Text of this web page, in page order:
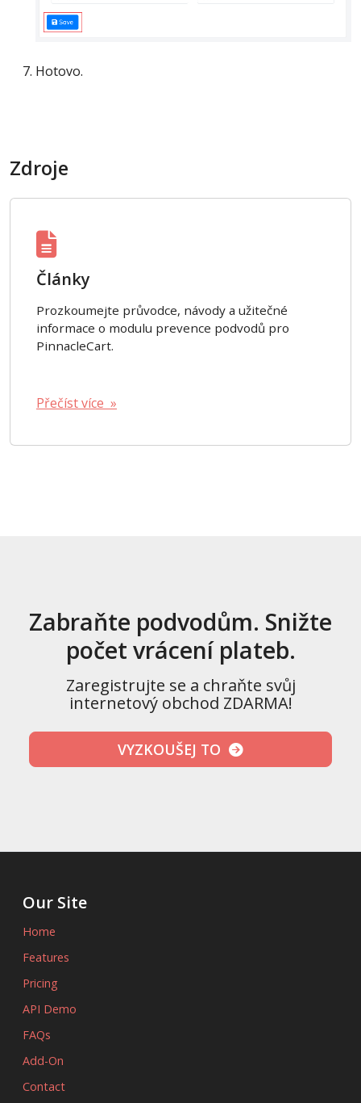
Hotovo.
Zdroje
Články
Prozkoumejte průvodce, návody a užitečné
informace o modulu prevence podvodů pro
PinnacleCart.
Přečíst více »
Zabraňte podvodům. Snižte
počet vrácení plateb.
Zaregistrujte se a chraňte svůj
internetový obchod ZDARMA!
VYZKOUŠEJ TO
Our Site
Home
Features
Pricing
API Demo
FAQs
Add-On
Contact